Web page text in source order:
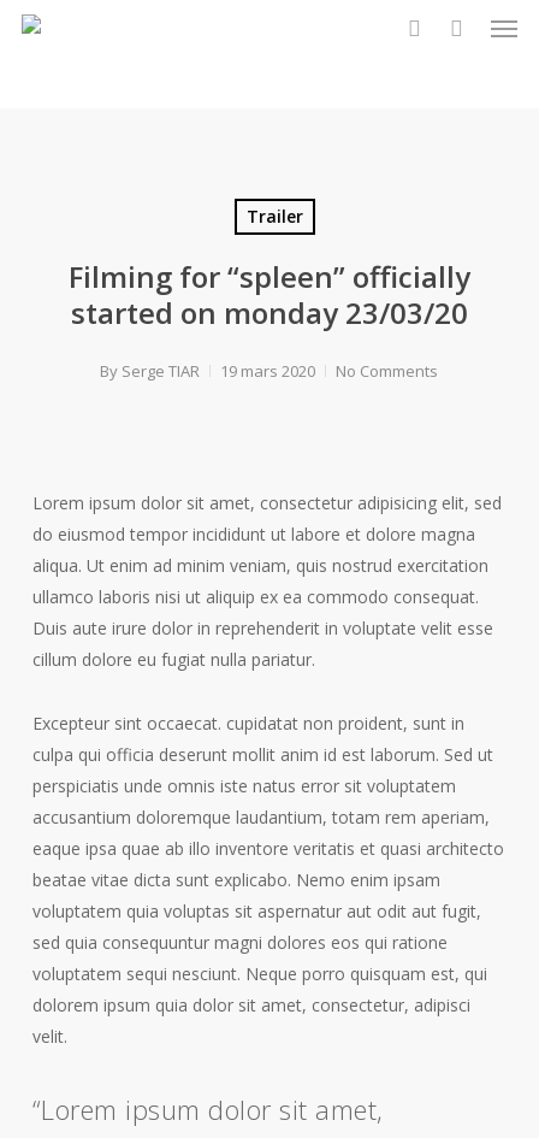
Skip
Trailer
Filming for “spleen” officially
started on monday 23/03/20
By Serge TIAR 19 mars 2020 No Comments
Lorem ipsum dolor sit amet, consectetur adipisicing elit, sed
do eiusmod tempor incididunt ut labore et dolore magna
aliqua. Ut enim ad minim veniam, quis nostrud exercitation
ullamco laboris nisi ut aliquip ex ea commodo consequat.
Duis aute irure dolor in reprehenderit in voluptate velit esse
cillum dolore eu fugiat nulla pariatur.
Excepteur sint occaecat. cupidatat non proident, sunt in
culpa qui officia deserunt mollit anim id est laborum. Sed ut
perspiciatis unde omnis iste natus error sit voluptatem
accusantium doloremque laudantium, totam rem aperiam,
eaque ipsa quae ab illo inventore veritatis et quasi architecto
beatae vitae dicta sunt explicabo. Nemo enim ipsam
voluptatem quia voluptas sit aspernatur aut odit aut fugit,
sed quia consequuntur magni dolores eos qui ratione
voluptatem sequi nesciunt. Neque porro quisquam est, qui
dolorem ipsum quia dolor sit amet, consectetur, adipisci
velit.
“Lorem ipsum dolor sit amet,